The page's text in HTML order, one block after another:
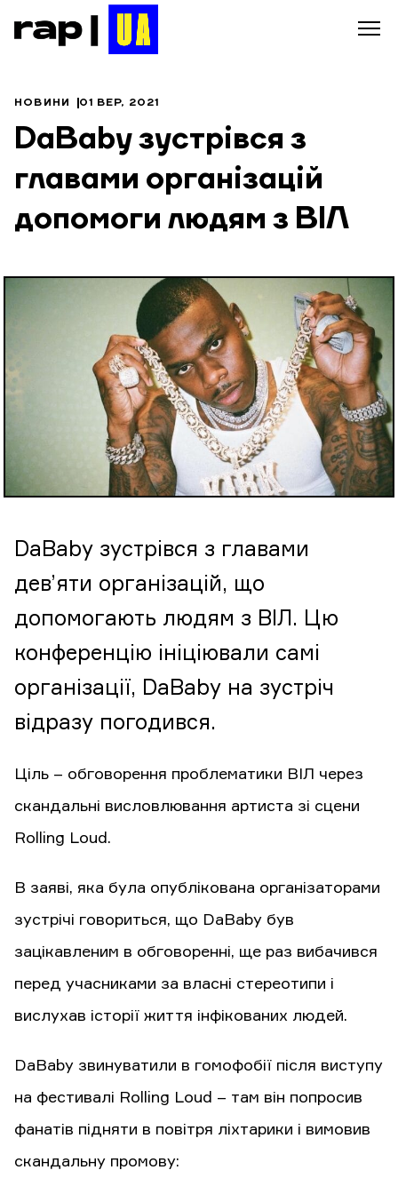
НОВИНИ 01 ВЕР, 2021
DaBaby зустрівся з
главами організацій
допомоги людям з ВІЛ
DaBaby зустрівся з главами
дев’яти організацій, що
допомогають людям з ВІЛ. Цю
конференцію ініціювали самі
організації, DaBaby на зустріч
відразу погодився.
Ціль – обговорення проблематики ВІЛ через
скандальні висловлювання артиста зі сцени
Rolling Loud.
В заяві, яка була опублікована організаторами
зустрічі говориться, що DaBaby був
зацікавленим в обговоренні, ще раз вибачився
перед учасниками за власні стереотипи і
вислухав історії життя інфікованих людей.
DaBaby звинуватили в гомофобії після виступу
на фестивалі Rolling Loud – там він попросив
фанатів підняти в повітря ліхтарики і вимовив
скандальну промову: